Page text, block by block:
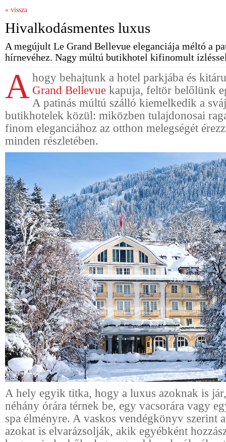
« vissza
Hivalkodásmentes luxus
A megújult Le Grand Bellevue eleganciája méltó a
hírnevéhez. Nagy múltú butikhotel kifinomult
Ahogy behajtunk a hotel parkjába és
Grand Bellevue kapuja, feltör belőlünk
A patinás múltú szálló kiemelkedik a
butikhotelek közül: miközben tulajdonosai
finom eleganciához az otthon melegségét
minden részletében.
A hely egyik titka, hogy a luxus azoknak is
néhány órára térnek be, egy vacsorára vagy
spa élményre. A vaskos vendégkönyv szerint
azokat is elvarázsolják, akik egyébként